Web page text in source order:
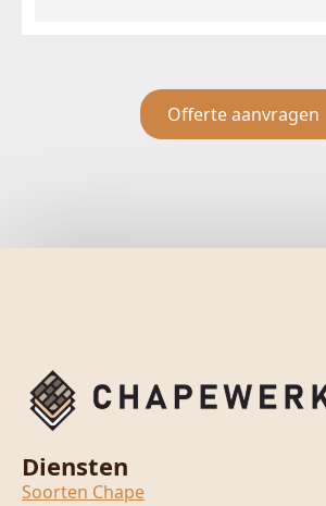
Offerte aanvragen
Diensten
Soorten Chape